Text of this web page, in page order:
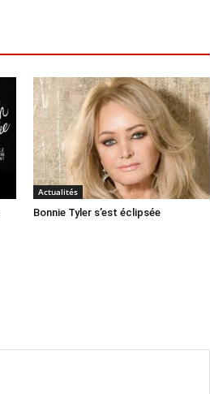
Actualités
Bonnie Tyler s’est éclipsée